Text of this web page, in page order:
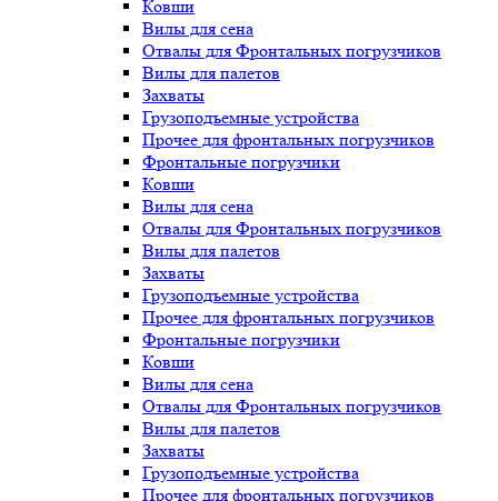
Ковши
Вилы для сена
Отвалы для Фронтальных погрузчиков
Вилы для палетов
Захваты
Грузоподъемные устройства
Прочее для фронтальных погрузчиков
Фронтальные погрузчики
Ковши
Вилы для сена
Отвалы для Фронтальных погрузчиков
Вилы для палетов
Захваты
Грузоподъемные устройства
Прочее для фронтальных погрузчиков
Фронтальные погрузчики
Ковши
Вилы для сена
Отвалы для Фронтальных погрузчиков
Вилы для палетов
Захваты
Грузоподъемные устройства
Прочее для фронтальных погрузчиков